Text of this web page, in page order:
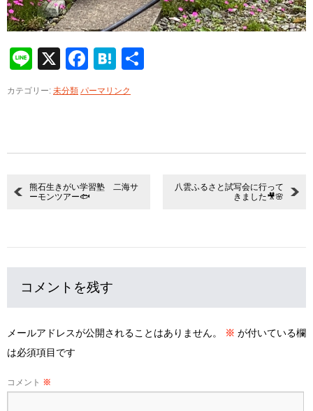
Line
X Facebook
Hatena
カテゴリー: 未分類 パーマリンク
熊石生きがい学習塾 二海サ
ーモンツアー🐟
八雲ふるさと試写会に行って
きました🎥🌸
コメントを残す
メールアドレスが公開されることはありません。 ※ が付いている欄
は必須項目です
コメント ※